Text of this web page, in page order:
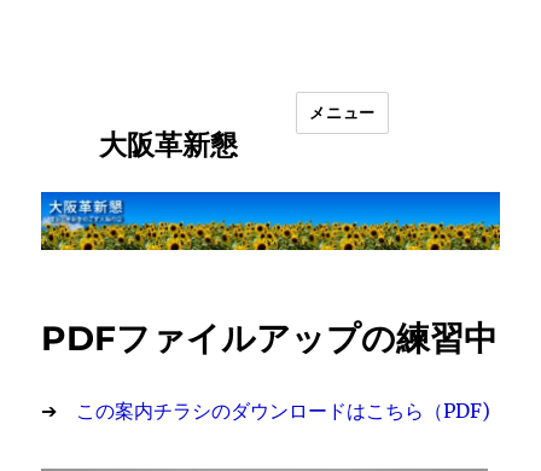
大阪革新懇
メニュー
PDFファイルアップの練習中
➔ この案内チラシのダウンロードはこちら（PDF)